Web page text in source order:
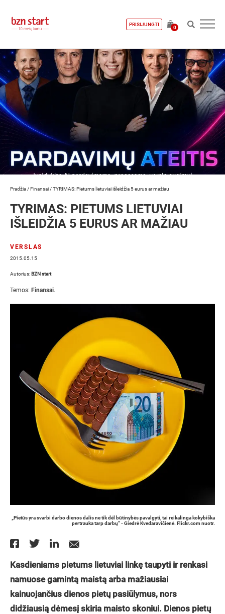
PRISIJUNGTI
0
Pradžia /Finansai /TYRIMAS: Pietums lietuviai išleidžia 5 eurus ar mažiau
TYRIMAS: PIETUMS LIETUVIAI
IŠLEIDŽIA 5 EURUS AR MAŽIAU
VERSLAS
2015.05.15
Autorius: BZN start
Temos: Finansai.
„Pietūs yra svarbi darbo dienos dalis ne tik dėl būtinybės pavalgyti, tai reikalinga kokybiška
pertrauka tarp darbų” - Giedrė Kvedaravičienė. Flickr.com nuotr.
Kasdieniams pietums lietuviai linkę taupyti ir renkasi
namuose gamintą maistą arba mažiausiai
kainuojančius dienos pietų pasiūlymus, nors
didžiausią dėmesį skiria maisto skoniui. Dienos pietų